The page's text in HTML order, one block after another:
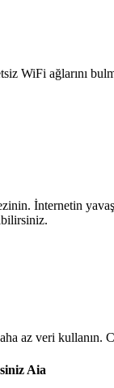
WiFi ağlarını
İnternetin
az veri kullanın.
Aia